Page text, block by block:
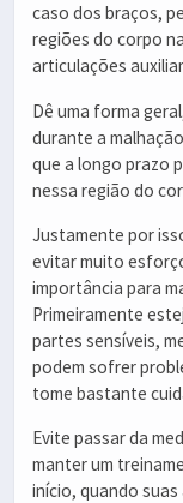
caso dos braços,
regiões do corpo
articulações
Dê uma forma
durante a
que a longo prazo
nessa região do
Justamente por
evitar muito
importância para
Primeiramente
partes sensíveis,
podem sofrer
tome bastante
Evite passar da
manter um
início, quando